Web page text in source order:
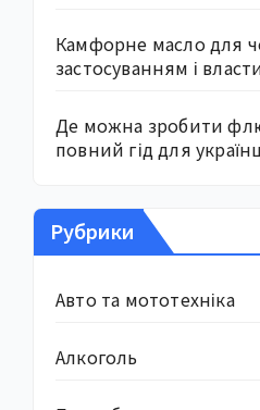
Камфорне масло для
застосуванням і
Де можна зробити
повний гід для
Рубрики
Авто та мототехніка
Алкоголь